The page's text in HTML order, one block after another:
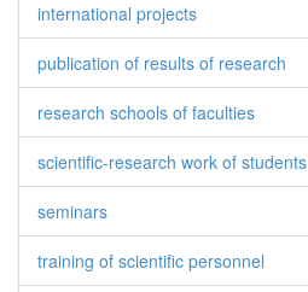
international projects
publication of results of research
research schools of faculties
scientific-research work of students
seminars
training of scientific personnel